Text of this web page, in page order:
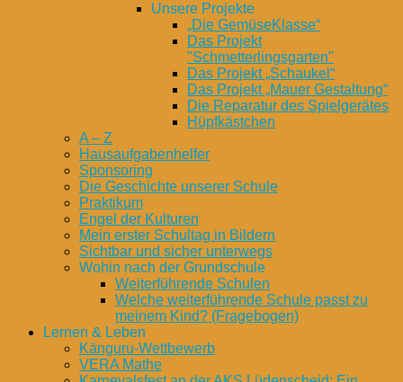
Unsere Projekte
„Die GemüseKlasse“
Das Projekt
"Schmetterlingsgarten"
Das Projekt „Schaukel“
Das Projekt „Mauer Gestaltung“
Die Reparatur des Spielgerätes
Hüpfkästchen
A – Z
Hausaufgabenhelfer
Sponsoring
Die Geschichte unserer Schule
Praktikum
Engel der Kulturen
Mein erster Schultag in Bildern
Sichtbar und sicher unterwegs
Wohin nach der Grundschule
Weiterführende Schulen
Welche weiterführende Schule passt zu
meinem Kind? (Fragebogen)
Lernen & Leben
Känguru-Wettbewerb
VERA Mathe